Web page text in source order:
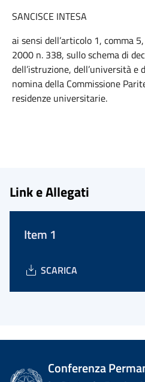
SANCISCE INTESA
ai sensi dell’articolo 1, comma
2000 n. 338, sullo schema di
dell’istruzione, dell’università
nomina della Commissione
residenze universitarie.
Link e Allegati
Item 1
SCARICA
Conferenza